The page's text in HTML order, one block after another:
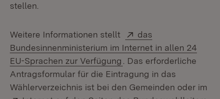
stellen.
Weitere Informationen stellt Extern:
das
Bundesinnenministerium im Internet in allen 24
EU-Sprachen zur Verfügung (Öffnet in neuem
. Das erforderliche
Antragsformular für die Eintragung in das
Wählerverzeichnis ist bei den Gemeinden oder im